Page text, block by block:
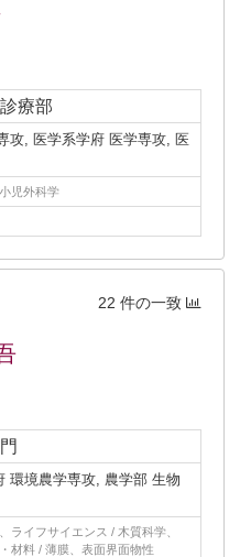
療部
攻, 医学系学府 医学専攻, 医
児外科学
22 件の一致
環境農学専攻, 農学部 生物
ライフサイエンス / 木質科学、
材料 / 薄膜、表面界面物性